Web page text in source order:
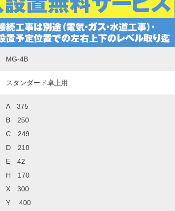
MG-4B
スタンダード卓上用
A 375
B 250
C 249
D 210
E 42
H 170
X 300
Y 400